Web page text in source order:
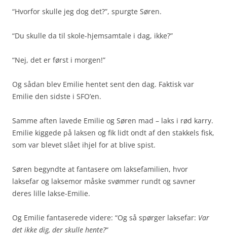
“Hvorfor skulle jeg dog det?”, spurgte Søren.
“Du skulle da til skole-hjemsamtale i dag, ikke?”
“Nej, det er først i morgen!”
Og sådan blev Emilie hentet sent den dag. Faktisk var
Emilie den sidste i SFO’en.
Samme aften lavede Emilie og Søren mad – laks i rød karry.
Emilie kiggede på laksen og fik lidt ondt af den stakkels fisk,
som var blevet slået ihjel for at blive spist.
Søren begyndte at fantasere om laksefamilien, hvor
laksefar og laksemor måske svømmer rundt og savner
deres lille lakse-Emilie.
Og Emilie fantaserede videre: “Og så spørger laksefar: Var
det ikke dig, der skulle hente?“